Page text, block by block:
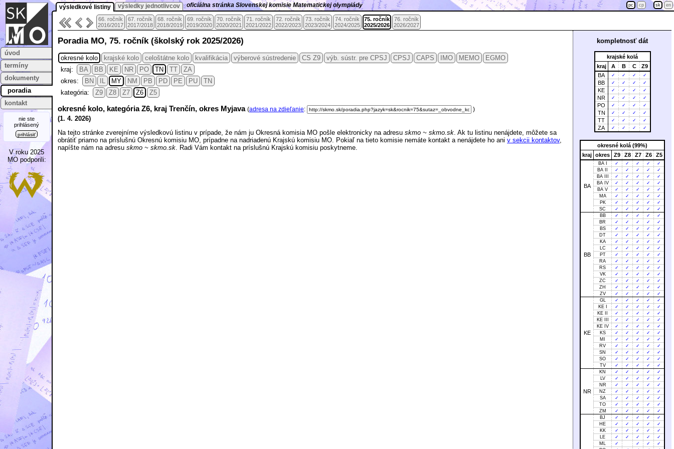
úvod
termíny
dokumenty
poradia
kontakt
nie ste
prihlásený
prihlásiť
V roku 2025
MO podporili:
výsledkové listiny výsledky jednotlivcov oficiálna stránka Slovenskej komisie Matematickej olympiády pc cp sk en
66. ročník
2016/2017
67. ročník
2017/2018
68. ročník
2018/2019
69. ročník
2019/2020
70. ročník
2020/2021
71. ročník
2021/2022
72. ročník
2022/2023
73. ročník
2023/2024
74. ročník
2024/2025
75. ročník
2025/2026
76. ročník
2026/2027
kompletnosť dát
krajské kolá
kraj
A B C
Z9
BA
✓ ✓ ✓ ✓
BB ✓ ✓ ✓ ✓
KE ✓ ✓ ✓ ✓
NR ✓ ✓ ✓ ✓
PO ✓ ✓ ✓ ✓
TN ✓ ✓ ✓ ✓
TT ✓ ✓ ✓ ✓
ZA ✓ ✓ ✓ ✓
okresné kolá (99%)
kraj okres Z9 Z8 Z7 Z6 Z5
BA
BA I ✓ ✓ ✓ ✓
✓
BA II
✓ ✓ ✓ ✓
✓
BA III
✓ ✓ ✓ ✓
✓
BA IV
✓ ✓ ✓ ✓
✓
BA V
✓ ✓ ✓ ✓
✓
MA
✓ ✓ ✓ ✓
✓
PK
✓ ✓ ✓ ✓
✓
SC
✓ ✓ ✓ ✓ ✓
BB
BB ✓ ✓ ✓ ✓
✓
BR
✓ ✓ ✓ ✓
✓
BS
✓ ✓ ✓ ✓
✓
DT
✓ ✓ ✓ ✓
✓
KA
✓ ✓ ✓ ✓
✓
LC
✓ ✓ ✓ ✓
✓
PT
✓ ✓ ✓ ✓
✓
RA
✓ ✓ ✓ ✓
✓
RS
✓ ✓ ✓ ✓
✓
VK
✓ ✓ ✓ ✓
✓
ZC
✓ ✓ ✓ ✓
✓
ZH
✓ ✓ ✓ ✓
✓
ZV
✓ ✓ ✓ ✓ ✓
KE
GL ✓ ✓ ✓ ✓
✓
KE I
✓ ✓ ✓ ✓
✓
KE II
✓ ✓ ✓ ✓
✓
KE III
✓ ✓ ✓ ✓
✓
KE IV
✓ ✓ ✓ ✓
✓
KS
✓ ✓ ✓ ✓
✓
MI
✓ ✓ ✓ ✓
✓
RV
✓ ✓ ✓ ✓
✓
SN
✓ ✓ ✓ ✓
✓
SO
✓ ✓ ✓ ✓
✓
TV
✓ ✓ ✓ ✓ ✓
NR
KN ✓ ✓ ✓ ✓
✓
LV
✓ ✓ ✓ ✓
✓
NR
✓ ✓ ✓ ✓
✓
NZ
✓ ✓ ✓ ✓
✓
SA
✓ ✓ ✓ ✓
✓
TO
✓ ✓ ✓ ✓
✓
ZM
✓ ✓ ✓ ✓
✓
BJ
✓ ✓ ✓ ✓
✓
HE
✓ ✓ ✓ ✓
✓
KK
✓ ✓ ✓ ✓
✓
LE
✓ ✓ ✓ ✓
✓
ML
✓ ✓ ✓
✓
Poradia MO, 75. ročník (školský rok 2025/2026)
okresné kolo krajské kolo celoštátne kolo kvalifikácia výberové sústredenie CS Z9 výb. sústr. pre CPSJ CPSJ CAPS IMO MEMO
EGMO
kraj:
BA BB KE NR PO TN TT
ZA
okres:
BN MY NM PB PD PE PU
TN
kategória:
Z9 Z8 Z7 Z6 Z5
okresné kolo, kategória Z6, kraj Trenčín, okres Myjava (adresa na zdieľanie: )
(1. 4. 2026)
Na tejto stránke zverejníme výsledkovú listinu v prípade, že nám ju Okresná komisia MO pošle elektronicky na adresu skmo ~ skmo.sk . Ak tu listinu nenájdete, môžete sa
obrátiť priamo na príslušnú Okresnú komisiu MO, prípadne na nadriadenú Krajskú komisiu MO. Pokiaľ na tieto komisie nemáte kontakt a nenájdete ho ani v sekcii kontaktov,
napíšte nám na adresu skmo ~ skmo.sk . Radi Vám kontakt na príslušnú Krajskú komisiu poskytneme.